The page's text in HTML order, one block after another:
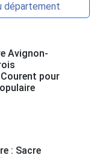
département
Avignon-
pour
: Sacre